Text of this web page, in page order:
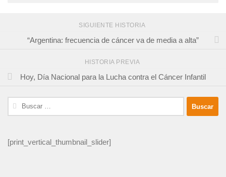
SIGUIENTE HISTORIA
“Argentina: frecuencia de cáncer va de media a alta”
HISTORIA PREVIA
Hoy, Día Nacional para la Lucha contra el Cáncer Infantil
Buscar:
[print_vertical_thumbnail_slider]